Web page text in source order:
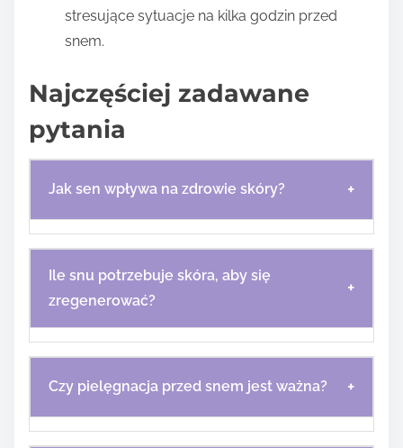
stresujące sytuacje na kilka godzin przed
snem.
Najczęściej zadawane
pytania
Jak sen wpływa na zdrowie skóry? +
Ile snu potrzebuje skóra, aby się
zregenerować?
+
Czy pielęgnacja przed snem jest ważna? +